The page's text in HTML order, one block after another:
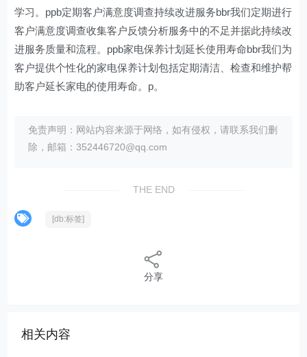
学习。ppb定期客户满意度调查持续改进服务bbr我们定期进行
客户满意度调查收集客户反馈分析服务中的不足并据此持续改
进服务质量和流程。ppb家电保养计划延长使用寿命bbr我们为
客户提供个性化的家电保养计划包括定期清洁、检查和维护帮
助客户延长家电的使用寿命。p。
免责声明：网站内容来源于网络，如有侵权，请联系我们删
除，邮箱：352446720@qq.com
THE END
[db:标签]
分享
相关内容